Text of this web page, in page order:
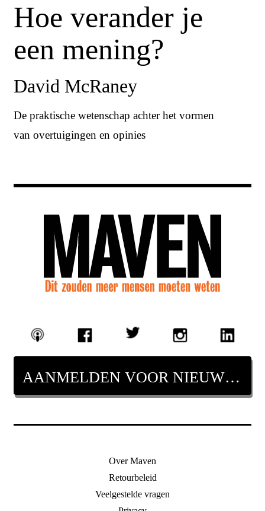
Hoe verander je
een mening?
David McRaney
De praktische wetenschap achter het vormen
van overtuigingen en opinies
AANMELDEN VOOR NIEUWSBRIEF
Over Maven
Retourbeleid
Veelgestelde vragen